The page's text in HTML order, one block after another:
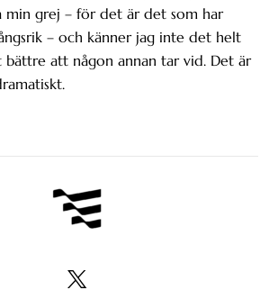
min grej – för det är det som har
– och känner jag inte det helt
bättre att någon annan tar vid. Det är